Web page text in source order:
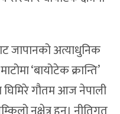
जापानको अत्याधुनिक
‘बायोटेक क्रान्ति’
घिमिरे गौतम आज नेपाली